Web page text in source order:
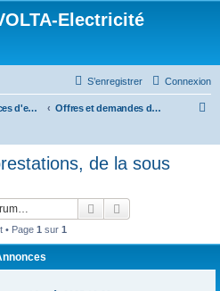
Electricité
Connexion
S’enregistrer
Petites annonces d'emploi, de demande de prestations, sous traitance...
Offres et demandes d’emploi, prestations, sous traitance en rapport avec l’électricité
de la sous
Rechercher
• Page 1 sur 1